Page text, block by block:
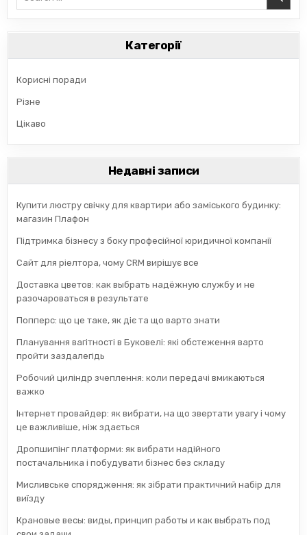
Категорії
Корисні поради
Різне
Цікаво
Недавні записи
Купити люстру свічку для квартири або заміського будинку:
магазин Плафон
Підтримка бізнесу з боку професійної юридичної компанії
Сайт для ріелтора, чому CRM вирішує все
Доставка цветов: как выбрать надёжную службу и не
разочароваться в результате
Попперс: що це таке, як діє та що варто знати
Планування вагітності в Буковелі: які обстеження варто
пройти заздалегідь
Робочий циліндр зчеплення: коли передачі вмикаються
важко
Інтернет провайдер: як вибрати, на що звертати увагу і чому
це важливіше, ніж здається
Дропшипінг платформи: як вибрати надійного
постачальника і побудувати бізнес без складу
Мисливське спорядження: як зібрати практичний набір для
виїзду
Крановые весы: виды, принцип работы и как выбрать под